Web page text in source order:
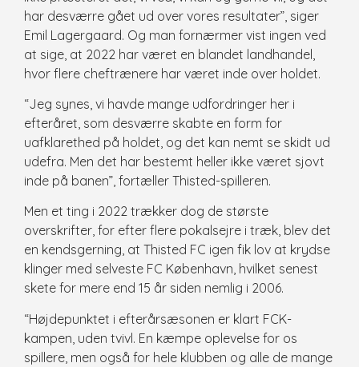
har desværre gået ud over vores resultater”, siger
Emil Lagergaard. Og man fornærmer vist ingen ved
at sige, at 2022 har været en blandet landhandel,
hvor flere cheftrænere har været inde over holdet.
“Jeg synes, vi havde mange udfordringer her i
efteråret, som desværre skabte en form for
uafklarethed på holdet, og det kan nemt se skidt ud
udefra. Men det har bestemt heller ikke været sjovt
inde på banen”, fortæller Thisted-spilleren.
Men et ting i 2022 trækker dog de største
overskrifter, for efter flere pokalsejre i træk, blev det
en kendsgerning, at Thisted FC igen fik lov at krydse
klinger med selveste FC København, hvilket senest
skete for mere end 15 år siden nemlig i 2006.
“Højdepunktet i efterårsæsonen er klart FCK-
kampen, uden tvivl. En kæmpe oplevelse for os
spillere, men også for hele klubben og alle de mange